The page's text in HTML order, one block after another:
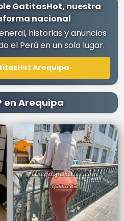
GatitasHot, nuestra
nacional
historias y anuncios
el Perú en un solo lugar.
Arequipa
en Arequipa